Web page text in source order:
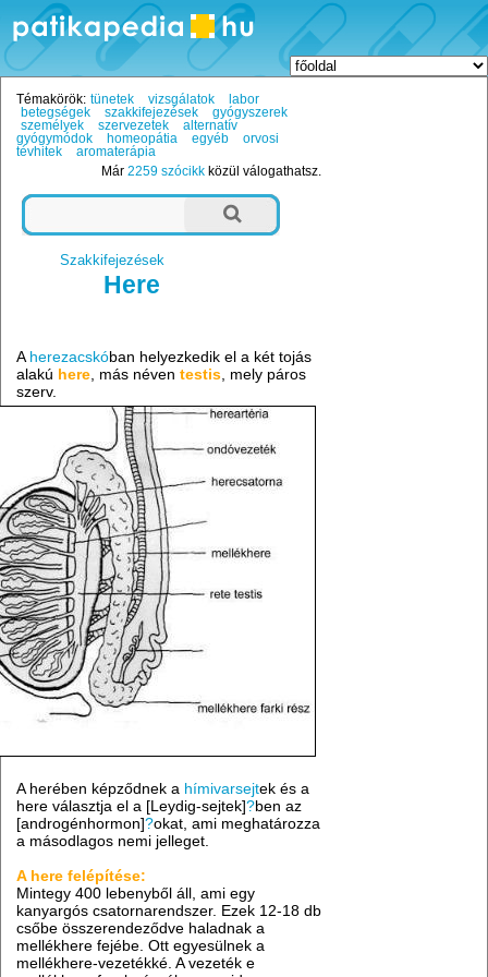
Témakörök: tünetek vizsgálatok
labor
betegségek
szakkifejezések
gyógyszerek
személyek
szervezetek
alternatív
gyógymódok
homeopátia egyéb
orvosi
tévhitek
aromaterápia
Már2259 szócikk közül válogathatsz.
Szakkifejezések
Here
A herezacskóban helyezkedik el a két tojás
alakú here , más néventestis , mely páros
szerv.
A herében képződnek a hímivarsejtek és a
here választja el a [Leydig-sejtek]?ben az
[androgénhormon]?okat, ami meghatározza
a másodlagos nemi jelleget.
A here felépítése:
Mintegy 400 lebenyből áll, ami egy
kanyargós csatornarendszer. Ezek 12-18 db
csőbe összerendeződve haladnak a
mellékhere fejébe. Ott egyesülnek a
mellékhere-vezetékké. A vezeték e